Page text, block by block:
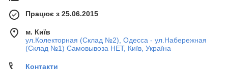
Працює з 25.06.2015
м. Київ
ул.Колекторная (Склад №2), Одесса - ул.Набережная
(Склад №1) Самовывоза НЕТ, Київ, Україна
Контакти